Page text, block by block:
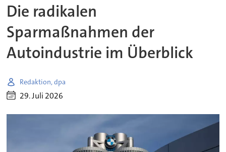
Die radikalen
Sparmaßnahmen der
Autoindustrie im Überblick
Redaktion, dpa
29. Juli 2026